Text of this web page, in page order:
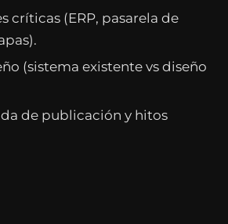
críticas (ERP, pasarela de
(sistema existente vs diseño
de publicación y hitos